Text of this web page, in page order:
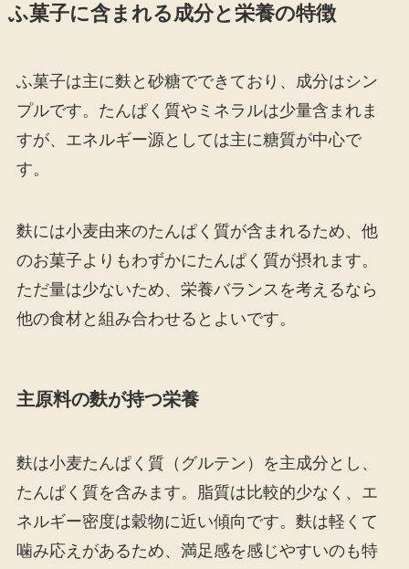
ふ菓子に含まれる成分と栄養の特徴
ふ菓子は主に麩と砂糖でできており、成分はシン
プルです。たんぱく質やミネラルは少量含まれま
すが、エネルギー源としては主に糖質が中心で
す。
麩には小麦由来のたんぱく質が含まれるため、他
のお菓子よりもわずかにたんぱく質が摂れます。
ただ量は少ないため、栄養バランスを考えるなら
他の食材と組み合わせるとよいです。
主原料の麩が持つ栄養
麩は小麦たんぱく質（グルテン）を主成分とし、
たんぱく質を含みます。脂質は比較的少なく、エ
ネルギー密度は穀物に近い傾向です。麩は軽くて
噛み応えがあるため、満足感を感じやすいのも特